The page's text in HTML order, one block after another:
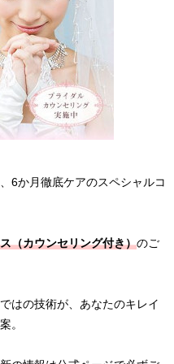
6か月徹底ケアのスペシャルコ
（カウンセリング付き）のご
はの技術が、あなたのキレイ
。